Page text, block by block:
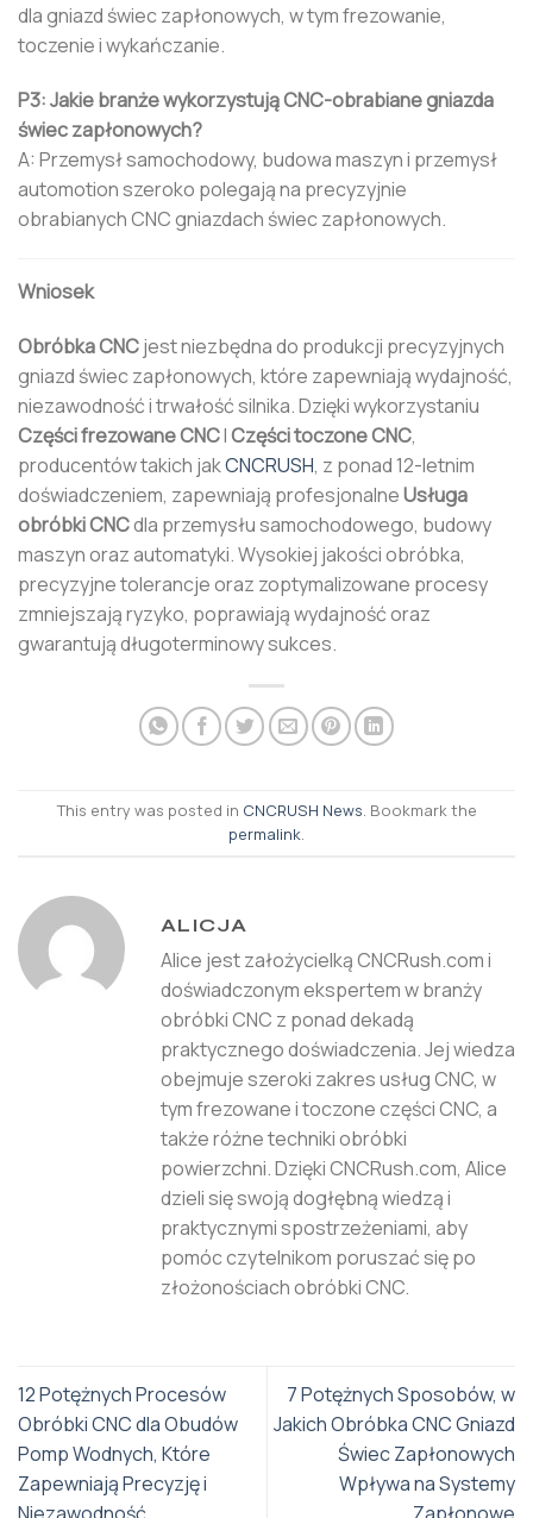
dla gniazd świec zapłonowych, w tym frezowanie,
toczenie i wykańczanie.
P3: Jakie branże wykorzystują CNC-obrabiane gniazda
świec zapłonowych?
A: Przemysł samochodowy, budowa maszyn i przemysł
automotion szeroko polegają na precyzyjnie
obrabianych CNC gniazdach świec zapłonowych.
Wniosek
Obróbka CNCjest niezbędna do produkcji precyzyjnych
gniazd świec zapłonowych, które zapewniają wydajność,
niezawodność i trwałość silnika. Dzięki wykorzystaniu
Części frezowane CNCICzęści toczone CNC,
producentów takich jakCNCRUSH, z ponad 12-letnim
doświadczeniem, zapewniają profesjonalneUsługa
obróbki CNCdla przemysłu samochodowego, budowy
maszyn oraz automatyki. Wysokiej jakości obróbka,
precyzyjne tolerancje oraz zoptymalizowane procesy
zmniejszają ryzyko, poprawiają wydajność oraz
gwarantują długoterminowy sukces.
This entry was posted in CNCRUSH News. Bookmark the
permalink.
ALICJA
Alice jest założycielką CNCRush.com i
doświadczonym ekspertem w branży
obróbki CNC z ponad dekadą
praktycznego doświadczenia. Jej wiedza
obejmuje szeroki zakres usług CNC, w
tym frezowane i toczone części CNC, a
także różne techniki obróbki
powierzchni. Dzięki CNCRush.com, Alice
dzieli się swoją dogłębną wiedzą i
praktycznymi spostrzeżeniami, aby
pomóc czytelnikom poruszać się po
złożonościach obróbki CNC.
12 Potężnych Procesów
Obróbki CNC dla Obudów
Pomp Wodnych, Które
Zapewniają Precyzję i
7 Potężnych Sposobów, w
Jakich Obróbka CNC Gniazd
Świec Zapłonowych
Wpływa na Systemy